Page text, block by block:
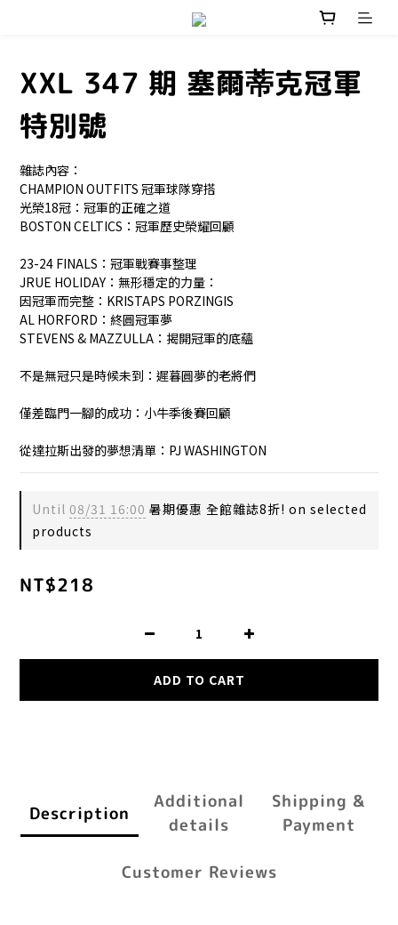
XXL 347 期 塞爾蒂克冠軍
特別號
雜誌內容：
CHAMPION OUTFITS 冠軍球隊穿搭
光榮18冠：冠軍的正確之道
BOSTON CELTICS：冠軍歷史榮耀回顧
23-24 FINALS：冠軍戰賽事整理
JRUE HOLIDAY：無形穩定的力量：
因冠軍而完整：KRISTAPS PORZINGIS
AL HORFORD：終圓冠軍夢
STEVENS & MAZZULLA：揭開冠軍的底蘊
不是無冠只是時候未到：遲暮圓夢的老將們
僅差臨門一腳的成功：小牛季後賽回顧
從達拉斯出發的夢想清單：PJ WASHINGTON
Until 08/31 16:00 暑期優惠 全館雜誌8折! on selected
products
NT$218
ADD TO CART
Description
Additional
details
Shipping &
Payment
Customer Reviews